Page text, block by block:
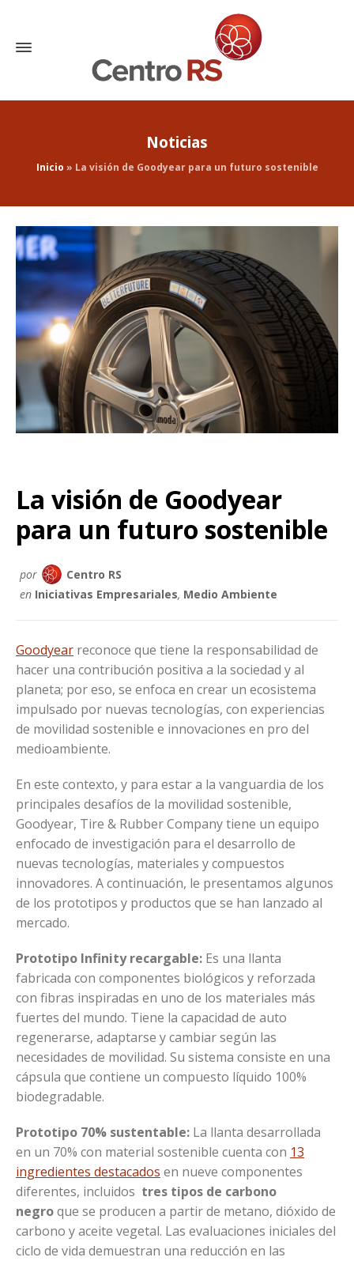
Noticias
Inicio » La visión de Goodyear para un futuro sostenible
La visión de Goodyear
para un futuro sostenible
por
Centro RS
en Iniciativas Empresariales, Medio Ambiente
Goodyear reconoce que tiene la responsabilidad de
hacer una contribución positiva a la sociedad y al
planeta; por eso, se enfoca en crear un ecosistema
impulsado por nuevas tecnologías, con experiencias
de movilidad sostenible e innovaciones en pro del
medioambiente.
En este contexto, y para estar a la vanguardia de los
principales desafíos de la movilidad sostenible,
Goodyear, Tire & Rubber Company tiene un equipo
enfocado de investigación para el desarrollo de
nuevas tecnologías, materiales y compuestos
innovadores. A continuación, le presentamos algunos
de los prototipos y productos que se han lanzado al
mercado.
Prototipo Infinity recargable: Es una llanta
fabricada con componentes biológicos y reforzada
con fibras inspiradas en uno de los materiales más
fuertes del mundo. Tiene la capacidad de auto
regenerarse, adaptarse y cambiar según las
necesidades de movilidad. Su sistema consiste en una
cápsula que contiene un compuesto líquido 100%
biodegradable.
Prototipo 70% sustentable: La llanta desarrollada
en un 70% con material sostenible cuenta con 13
ingredientes destacados en nueve componentes
diferentes, incluidos tres tipos de carbono
negroque se producen a partir de metano, dióxido de
carbono y aceite vegetal. Las evaluaciones iniciales del
ciclo de vida demuestran una reducción en las